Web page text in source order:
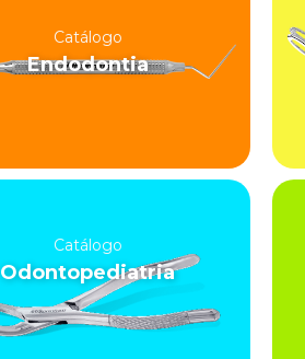
Catálogo
Endodontia
Catálogo
Odontopediatria